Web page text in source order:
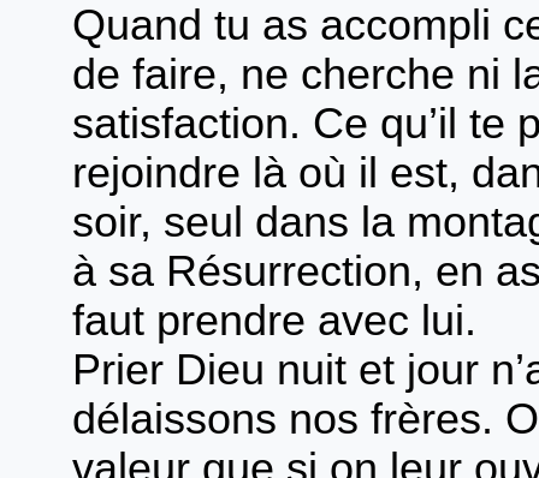
Quand tu as accompli
de faire, ne cherche ni
satisfaction. Ce qu’il te
rejoindre là où il est,
soir, seul dans la
à sa Résurrection, en
faut prendre avec lui.
Prier Dieu nuit et jour
délaissons nos frères.
valeur que si on leur